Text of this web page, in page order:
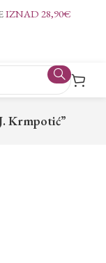
IZNAD 28,90€
Krmpotić”